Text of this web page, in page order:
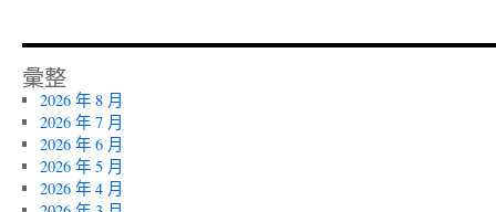
彙整
2026 年 8 月
2026 年 7 月
2026 年 6 月
2026 年 5 月
2026 年 4 月